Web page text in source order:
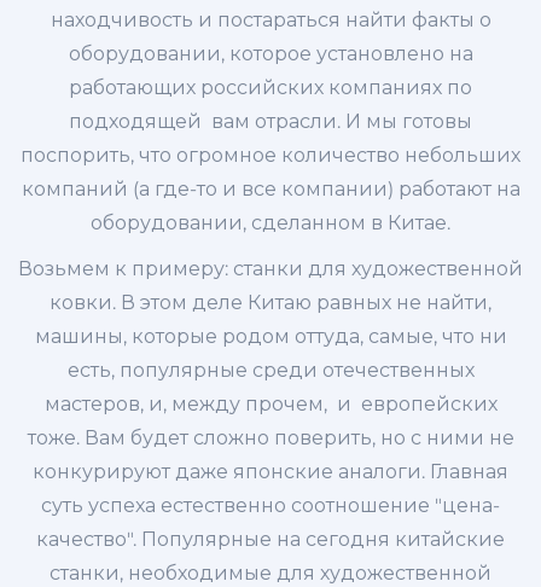
находчивость и постараться найти факты о
оборудовании, которое установлено на
работающих российских компаниях по
подходящей вам отрасли. И мы готовы
поспорить, что огромное количество небольших
компаний (а где-то и все компании) работают на
оборудовании, сделанном в Китае.
Возьмем к примеру: станки для художественной
ковки. В этом деле Китаю равных не найти,
машины, которые родом оттуда, самые, что ни
есть, популярные среди отечественных
мастеров, и, между прочем, и европейских
тоже. Вам будет сложно поверить, но с ними не
конкурируют даже японские аналоги. Главная
суть успеха естественно соотношение "цена-
качество". Популярные на сегодня китайские
станки, необходимые для художественной